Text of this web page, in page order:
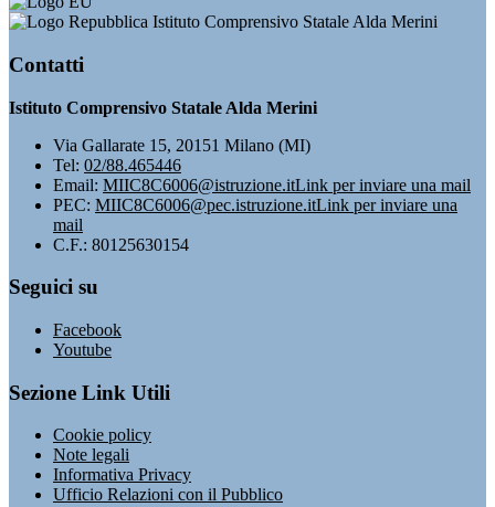
Istituto Comprensivo Statale Alda Merini
Contatti
Istituto Comprensivo Statale Alda Merini
Via Gallarate 15, 20151 Milano (MI)
Tel: 02/88.465446
Email: MIIC8C6006@istruzione.itLink per inviare una mail
PEC: MIIC8C6006@pec.istruzione.itLink per inviare una
mail
C.F.: 80125630154
Seguici su
Facebook
Youtube
Sezione Link Utili
Cookie policy
Note legali
Informativa Privacy
Ufficio Relazioni con il Pubblico